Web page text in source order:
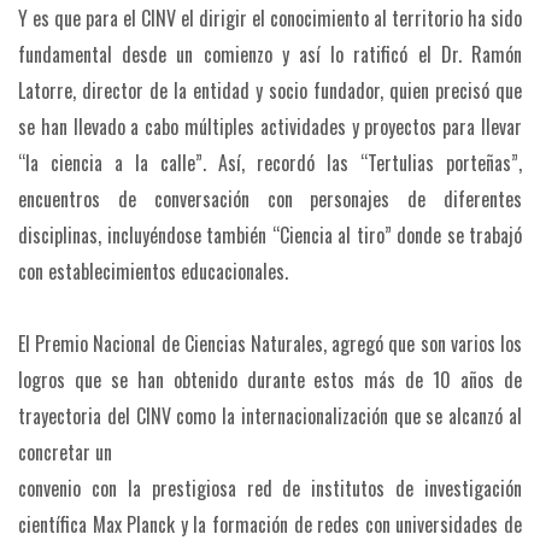
Y es que para el CINV el dirigir el conocimiento al territorio ha sido
fundamental desde un comienzo y así lo ratificó el Dr. Ramón
Latorre, director de la entidad y socio fundador, quien precisó que
se han llevado a cabo múltiples actividades y proyectos para llevar
“la ciencia a la calle”. Así, recordó las “Tertulias porteñas”,
encuentros de conversación con personajes de diferentes
disciplinas, incluyéndose también “Ciencia al tiro” donde se trabajó
con establecimientos educacionales.
El Premio Nacional de Ciencias Naturales, agregó que son varios los
logros que se han obtenido durante estos más de 10 años de
trayectoria del CINV como la internacionalización que se alcanzó al
concretar un
convenio con la prestigiosa red de institutos de investigación
científica Max Planck y la formación de redes con universidades de